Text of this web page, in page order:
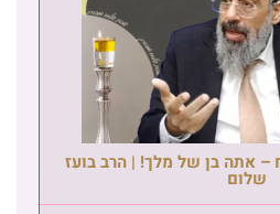
אתה בן של מלך! | הרב בועז
שלום